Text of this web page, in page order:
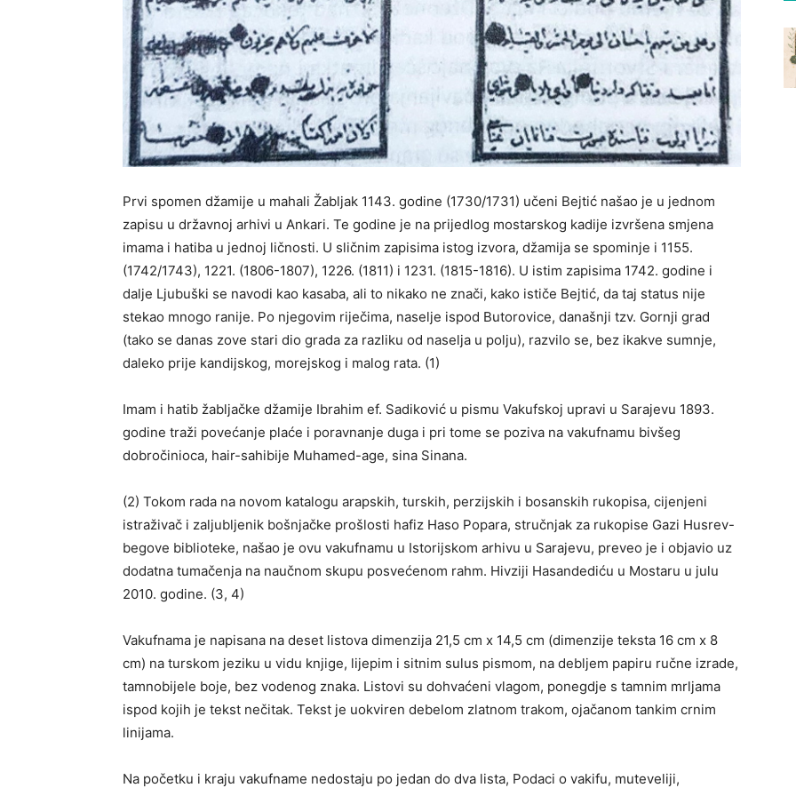
Prvi spomen džamije u mahali Žabljak 1143. godine (1730/1731) učeni Bejtić našao je u jednom
zapisu u državnoj arhivi u Ankari. Te godine je na prijedlog mostarskog kadije izvršena smjena
imama i hatiba u jednoj ličnosti. U sličnim zapisima istog izvora, džamija se spominje i 1155.
(1742/1743), 1221. (1806-1807), 1226. (1811) i 1231. (1815-1816). U istim zapisima 1742. godine i
dalje Ljubuški se navodi kao kasaba, ali to nikako ne znači, kako ističe Bejtić, da taj status nije
stekao mnogo ranije. Po njegovim riječima, naselje ispod Butorovice, današnji tzv. Gornji grad
(tako se danas zove stari dio grada za razliku od naselja u polju), razvilo se, bez ikakve sumnje,
daleko prije kandijskog, morejskog i malog rata. (1)
Imam i hatib žabljačke džamije Ibrahim ef. Sadiković u pismu Vakufskoj upravi u Sarajevu 1893.
godine traži povećanje plaće i poravnanje duga i pri tome se poziva na vakufnamu bivšeg
dobročinioca, hair-sahibije Muhamed-age, sina Sinana.
(2) Tokom rada na novom katalogu arapskih, turskih, perzijskih i bosanskih rukopisa, cijenjeni
istraživač i zaljubljenik bošnjačke prošlosti hafiz Haso Popara, stručnjak za rukopise Gazi Husrev-
begove biblioteke, našao je ovu vakufnamu u Istorijskom arhivu u Sarajevu, preveo je i objavio uz
dodatna tumačenja na naučnom skupu posvećenom rahm. Hivziji Hasandediću u Mostaru u julu
2010. godine. (3, 4)
Vakufnama je napisana na deset listova dimenzija 21,5 cm x 14,5 cm (dimenzije teksta 16 cm x 8
cm) na turskom jeziku u vidu knjige, lijepim i sitnim sulus pismom, na debljem papiru ručne izrade,
tamnobijele boje, bez vodenog znaka. Listovi su dohvaćeni vlagom, ponegdje s tamnim mrljama
ispod kojih je tekst nečitak. Tekst je uokviren debelom zlatnom trakom, ojačanom tankim crnim
linijama.
Na početku i kraju vakufname nedostaju po jedan do dva lista, Podaci o vakifu, muteveliji,